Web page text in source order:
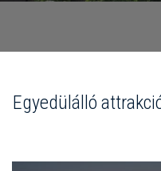
Egyedülálló